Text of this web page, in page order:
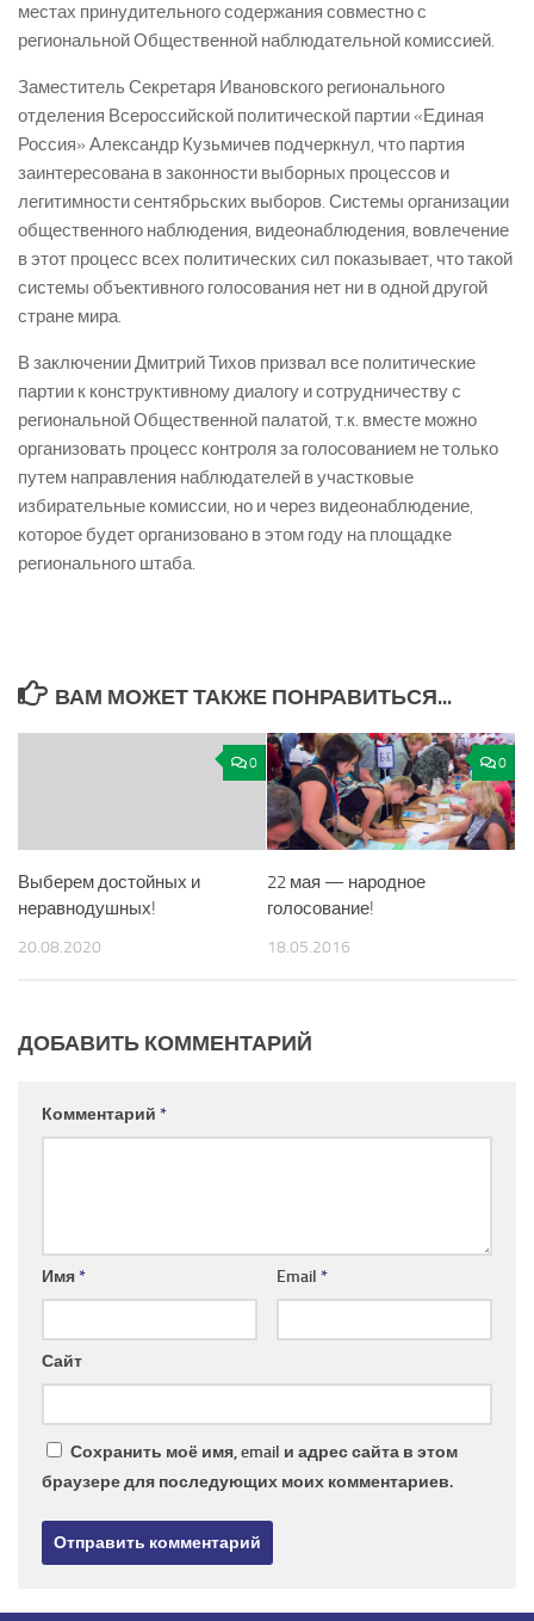
местах принудительного содержания совместно с
региональной Общественной наблюдательной комиссией.
Заместитель Секретаря Ивановского регионального
отделения Всероссийской политической партии «Единая
Россия» Александр Кузьмичев подчеркнул, что партия
заинтересована в законности выборных процессов и
легитимности сентябрьских выборов. Системы организации
общественного наблюдения, видеонаблюдения, вовлечение
в этот процесс всех политических сил показывает, что такой
системы объективного голосования нет ни в одной другой
стране мира.
В заключении Дмитрий Тихов призвал все политические
партии к конструктивному диалогу и сотрудничеству с
региональной Общественной палатой, т.к. вместе можно
организовать процесс контроля за голосованием не только
путем направления наблюдателей в участковые
избирательные комиссии, но и через видеонаблюдение,
которое будет организовано в этом году на площадке
регионального штаба.
ВАМ МОЖЕТ ТАКЖЕ ПОНРАВИТЬСЯ...
0
Выберем достойных и
неравнодушных!
20.08.2020
0
22 мая — народное
голосование!
18.05.2016
ДОБАВИТЬ КОММЕНТАРИЙ
Комментарий *
Имя* Email *
Сайт
Сохранить моё имя, email и адрес сайта в этом
браузере для последующих моих комментариев.